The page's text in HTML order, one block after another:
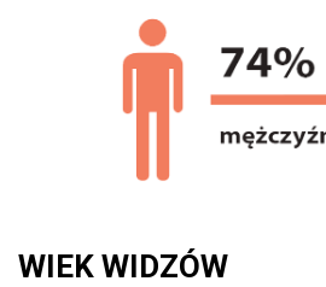
WIEK WIDZÓW